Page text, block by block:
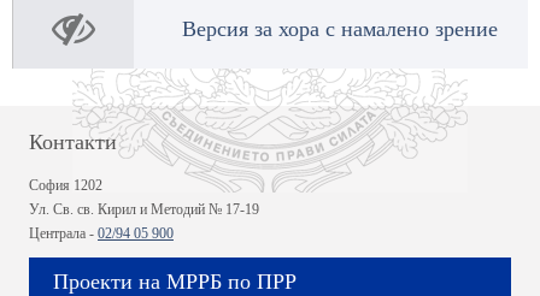
Версия за хора с намалено зрение
Контакти
София 1202
Ул. Св. св. Кирил и Методий № 17-19
Централа - 02/94 05 900
Проекти на МРРБ по ПРР